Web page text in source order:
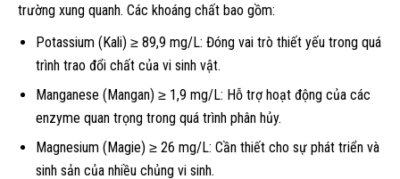
trường xung quanh. Các khoáng chất bao gồm:
Potassium (Kali) ≥ 89,9 mg/L: Đóng vai trò thiết yếu trong quá
trình trao đổi chất của vi sinh vật.
Manganese (Mangan) ≥ 1,9 mg/L: Hỗ trợ hoạt động của các
enzyme quan trọng trong quá trình phân hủy.
Magnesium (Magie) ≥ 26 mg/L: Cần thiết cho sự phát triển và
sinh sản của nhiều chủng vi sinh.